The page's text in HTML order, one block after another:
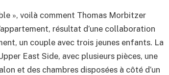
», voilà comment Thomas Morbitzer
résultat d’une collaboration
un couple avec trois jeunes enfants. La
East Side, avec plusieurs pièces, une
et des chambres disposées à côté d’un